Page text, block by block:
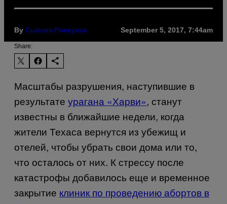
By Сьюзен Ринкунас September 5, 2017, 7:44am
Share:
Масштабы разрушения, наступившие в
результате урагана «Харви», станут
известны в ближайшие недели, когда
жители Техаса вернутся из убежищ и
отелей, чтобы убрать свои дома или то,
что осталось от них. К стрессу после
катастрофы добавилось еще и временное
закрытие клиник по проведению абортов в